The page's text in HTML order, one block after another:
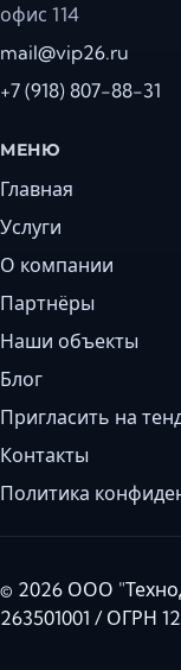
офис 114
mail@vip26.ru
+7 (918) 807-88-31
МЕНЮ
Главная
Услуги
О компании
Партнёры
Наши объекты
Блог
Пригласить на
Контакты
Политика
© 2026 ООО
263501001 / ОГРН